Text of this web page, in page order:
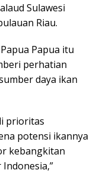
Sulawesi
Riau.
Papua itu
perhatian
daya ikan
prioritas
potensi ikannya
kebangkitan